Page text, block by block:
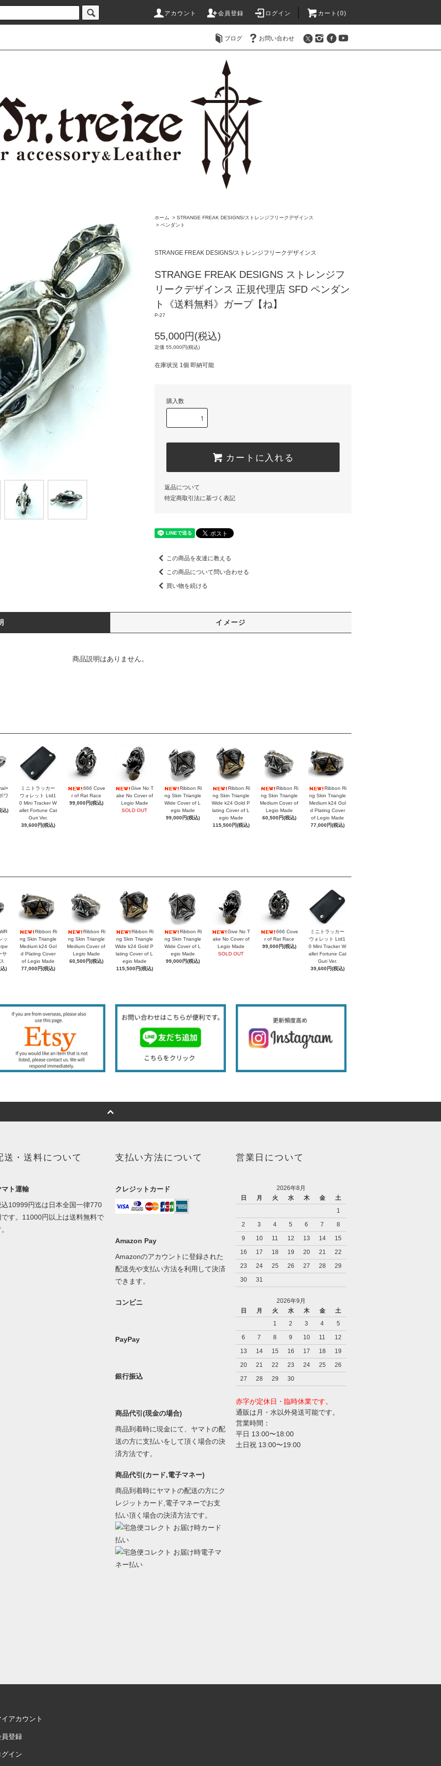
アカウント 会員登録 ログイン カート(0)
ブログ お問い合わせ
ホーム > STRANGE FREAK DESIGNS/ストレンジフリークデザインス
> ペンダント
STRANGE FREAK DESIGNS/ストレンジフリークデザインス
STRANGE FREAK DESIGNS ストレンジフ
リークデザインス 正規代理店 SFD ペンダン
ト《送料無料》ガープ【ね】
P-27
55,000円(税込)
定価 55,000円(税込)
在庫状況 1個 即納可能
購入数
カートに入れる
返品について
特定商取引法に基づく表記
この商品を友達に教える
この商品について問い合わせる
買い物を続ける
イメージ
商品説明はありません。
ワ
込)
ミニトラッカー
ウォレット Ltd1
0 Mini Tracker W
allet Fortune Cat
Guri Ver.
39,600円(税込)
666 Cove
r of Rat Race
99,000円(税込)
Give No T
ake No Cover of
Legio Made
SOLD OUT
Ribbon Ri
ng Skin Triangle
Wide Cover of L
egio Made
99,000円(税込)
Ribbon Ri
ng Skin Triangle
Wide k24 Gold P
lating Cover of L
egio Made
115,500円(税込)
Ribbon Ri
ng Skin Triangle
Medium Cover of
Legio Made
60,500円(税込)
Ribbon Ri
ng Skin Triangle
Medium k24 Gol
d Plating Cover
of Legio Made
77,000円(税込)
ッ
サ
)
Ribbon Ri
ng Skin Triangle
Medium k24 Gol
d Plating Cover
of Legio Made
77,000円(税込)
Ribbon Ri
ng Skin Triangle
Medium Cover of
Legio Made
60,500円(税込)
Ribbon Ri
ng Skin Triangle
Wide k24 Gold P
lating Cover of L
egio Made
115,500円(税込)
Ribbon Ri
ng Skin Triangle
Wide Cover of L
egio Made
99,000円(税込)
Give No T
ake No Cover of
Legio Made
SOLD OUT
666 Cove
r of Rat Race
99,000円(税込)
ミニトラッカー
ウォレット Ltd1
0 Mini Tracker W
allet Fortune Cat
Guri Ver.
39,600円(税込)
送・送料について
マト運輸
込10999円迄は日本全国一律770
です。11000円以上は送料無料で
支払い方法について
クレジットカード
Amazon Pay
Amazonのアカウントに登録された
配送先や支払い方法を利用して決済
できます。
コンビニ
PayPay
銀行振込
商品代引(現金の場合)
商品到着時に現金にて、ヤマトの配
送の方に支払いをして頂く場合の決
済方法です。
商品代引(カード,電子マネー)
商品到着時にヤマトの配送の方にク
レジットカード,電子マネーでお支
払い頂く場合の決済方法です。
営業日について
2026年8月
日
月 火 水 木 金
土
1
2
3 4 5 6 7
8
9
10 11 12 13 14
15
16
17 18 19 20 21
22
23
24 25 26 27 28
29
30
31
2026年9月
日
月 火 水 木 金
土
1
2 3 4
5
6
7 8 9 10 11
12
13
14 15 16 17 18
19
20
21 22 23 24 25
26
27
28 29 30
赤字が定休日・臨時休業です。
通販は月・水以外発送可能です。
営業時間：
平日 13:00〜18:00
土日祝 13:00〜19:00
アカウント
員登録
グイン